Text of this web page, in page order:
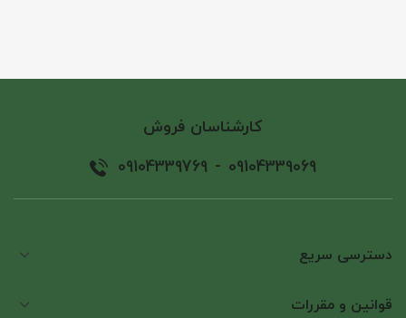
کارشناسان فروش
09104339069
-
09104339769
دسترسی سریع
قوانین و مقررات